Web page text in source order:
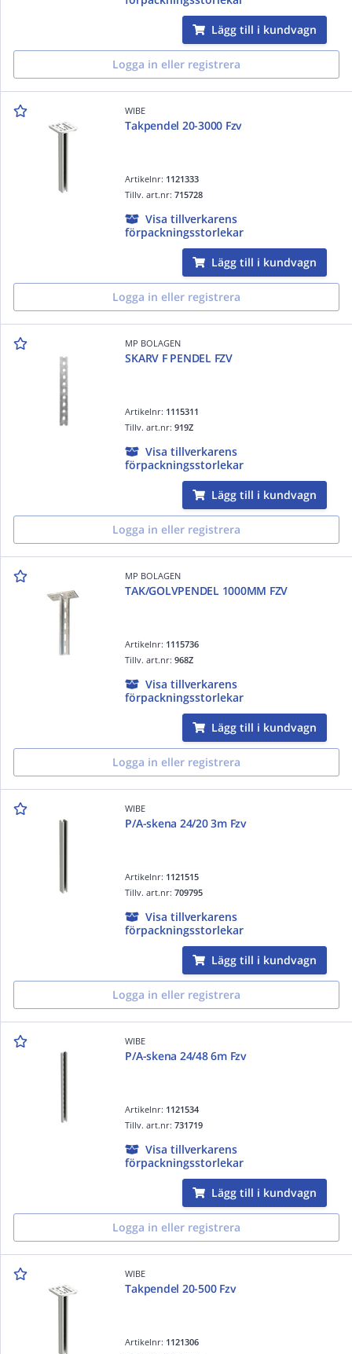
Lägg till i kundvagn
Logga in eller registrera
WIBE
Takpendel 20-3000 Fzv
Artikelnr: 1121333
Tillv. art.nr:715728
Visa tillverkarens
förpackningsstorlekar
Lägg till i kundvagn
Logga in eller registrera
MP BOLAGEN
SKARV F PENDEL FZV
Artikelnr: 1115311
Tillv. art.nr:919Z
Visa tillverkarens
förpackningsstorlekar
Lägg till i kundvagn
Logga in eller registrera
MP BOLAGEN
TAK/GOLVPENDEL 1000MM FZV
Artikelnr: 1115736
Tillv. art.nr:968Z
Visa tillverkarens
förpackningsstorlekar
Lägg till i kundvagn
Logga in eller registrera
WIBE
P/A-skena 24/20 3m Fzv
Artikelnr: 1121515
Tillv. art.nr:709795
Visa tillverkarens
förpackningsstorlekar
Lägg till i kundvagn
Logga in eller registrera
WIBE
P/A-skena 24/48 6m Fzv
Artikelnr: 1121534
Tillv. art.nr:731719
Visa tillverkarens
förpackningsstorlekar
Lägg till i kundvagn
Logga in eller registrera
WIBE
Takpendel 20-500 Fzv
Artikelnr: 1121306